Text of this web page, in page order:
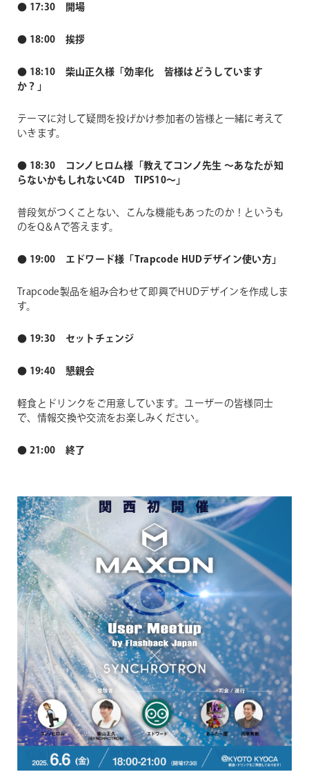
● 17:30 開場
● 18:00 挨拶
● 18:10 柴山正久様「効率化 皆様はどうしています
か？」
テーマに対して疑問を投げかけ参加者の皆様と一緒に考えて
いきます。
● 18:30 コンノヒロム​様「教えてコンノ先生 〜あなたが知
らないかもしれないC4D TIPS10〜」
普段気がつくことない、こんな機能もあったのか！というも
のをQ＆Aで答えます。
● 19:00 エドワード様「Trapcode HUDデザイン使い方」
Trapcode製品を組み合わせて即興でHUDデザインを作成しま
す。
● 19:30 セットチェンジ
● 19:40 懇親会
軽食とドリンクをご用意しています。ユーザーの皆様同士
で、情報交換や交流をお楽しみください。
● 21:00 終了